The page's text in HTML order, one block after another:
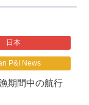
日本
P&I News
期間中の航行